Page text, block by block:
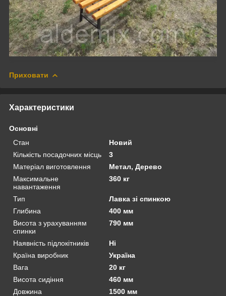
Приховати
Характеристики
Основні
Стан
Новий
Кількість посадочних місць
3
Матеріал виготовлення
Метал, Дерево
Максимальне
навантаження
360 кг
Тип
Лавка зі спинкою
Глибина
400 мм
Висота з урахуванням
спинки
790 мм
Наявність підлокітників
Ні
Країна виробник
Україна
Вага
20 кг
Висота сидіння
460 мм
Довжина
1500 мм